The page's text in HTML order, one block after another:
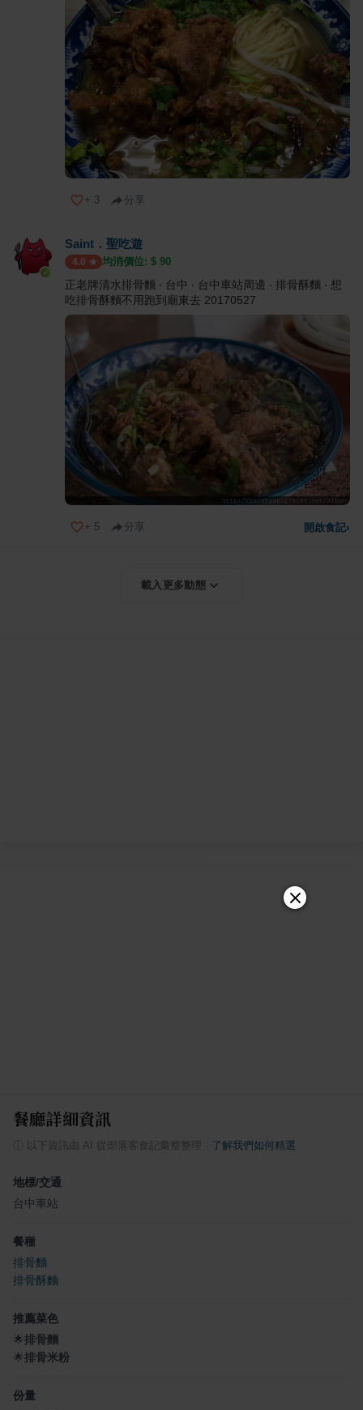
+ 3 分享
Saint．聖吃遊
4.0 均消價位: $ 90
正老牌清水排骨麵 ‧ 台中 ‧ 台中車站周邊 ‧ 排骨酥麵 ‧ 想
吃排骨酥麵不用跑到廟東去 20170527
+ 5 分享 開啟食記›
載入更多動態
餐廳詳細資訊
以下資訊由 AI 從部落客食記彙整整理 了解我們如何精選
地標/交通
台中車站
餐種
排骨麵
排骨酥麵
推薦菜色
🌟排骨麵
🌟排骨米粉
份量